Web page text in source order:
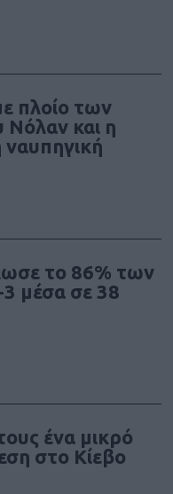
πλοίο των
Νόλαν και η
το 86% των
μέσα σε 38
ένα μικρό
στο Κίεβο